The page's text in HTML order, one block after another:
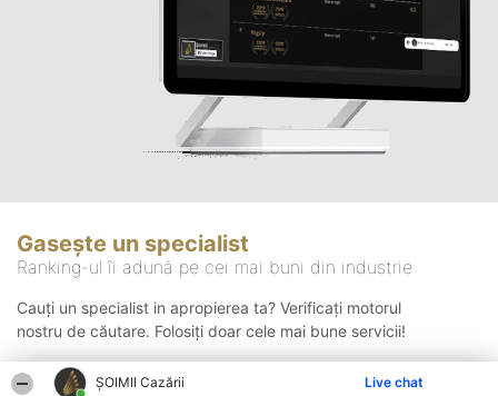
ȘOIMII Cazării Live chat
Gasește un specialist
Ranking-ul îi adună pe cei mai buni din industrie
Cauți un specialist in apropierea ta? Verificați motorul
nostru de căutare. Folosiți doar cele mai bune servicii!